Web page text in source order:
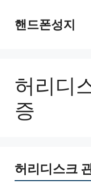
content핸드폰성지
허리디
증
허리디스크